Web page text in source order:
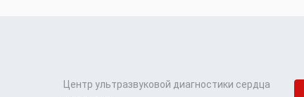
Центр ультразвуковой диагностики сердца